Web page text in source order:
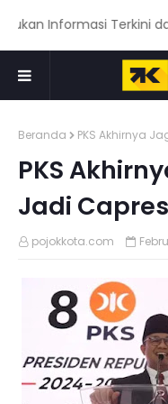
Terkini dan
Beranda PKS Akhirnya
PKS
Jadi Capres
pojokkota.com